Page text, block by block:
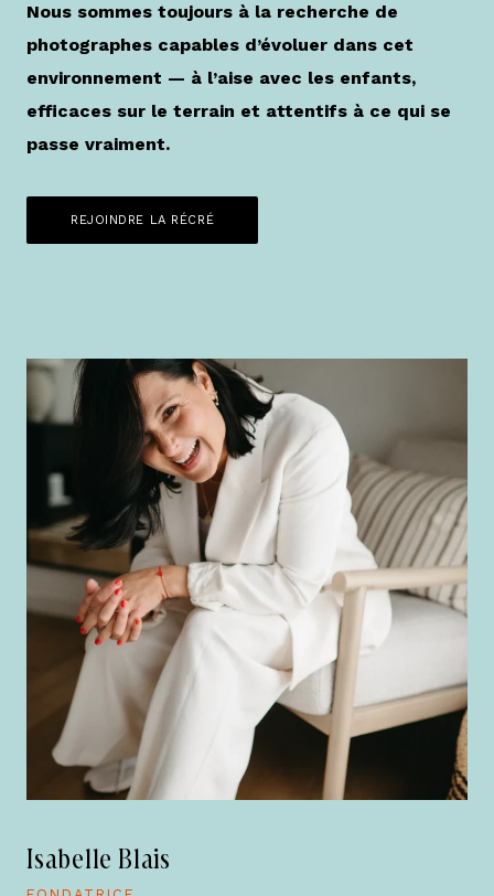
Nous sommes toujours à la recherche de
photographes capables d’évoluer dans cet
environnement — à l’aise avec les enfants,
efficaces sur le terrain et attentifs à ce qui se
passe vraiment.
REJOINDRE LA RÉCRÉ
Isabelle Blais